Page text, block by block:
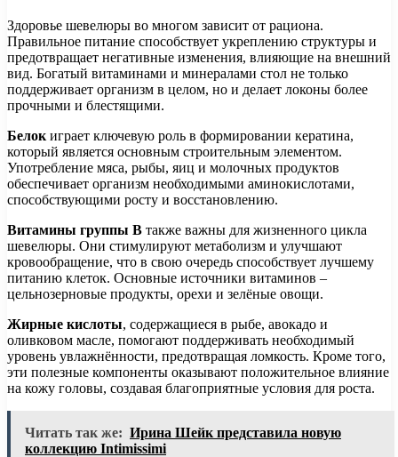
Здоровье шевелюры во многом зависит от рациона.
Правильное питание способствует укреплению структуры и
предотвращает негативные изменения, влияющие на внешний
вид. Богатый витаминами и минералами стол не только
поддерживает организм в целом, но и делает локоны более
прочными и блестящими.
Белок играет ключевую роль в формировании кератина,
который является основным строительным элементом.
Употребление мяса, рыбы, яиц и молочных продуктов
обеспечивает организм необходимыми аминокислотами,
способствующими росту и восстановлению.
Витамины группы B также важны для жизненного цикла
шевелюры. Они стимулируют метаболизм и улучшают
кровообращение, что в свою очередь способствует лучшему
питанию клеток. Основные источники витаминов –
цельнозерновые продукты, орехи и зелёные овощи.
Жирные кислоты, содержащиеся в рыбе, авокадо и
оливковом масле, помогают поддерживать необходимый
уровень увлажнённости, предотвращая ломкость. Кроме того,
эти полезные компоненты оказывают положительное влияние
на кожу головы, создавая благоприятные условия для роста.
Читать так же: Ирина Шейк представила новую
коллекцию Intimissimi